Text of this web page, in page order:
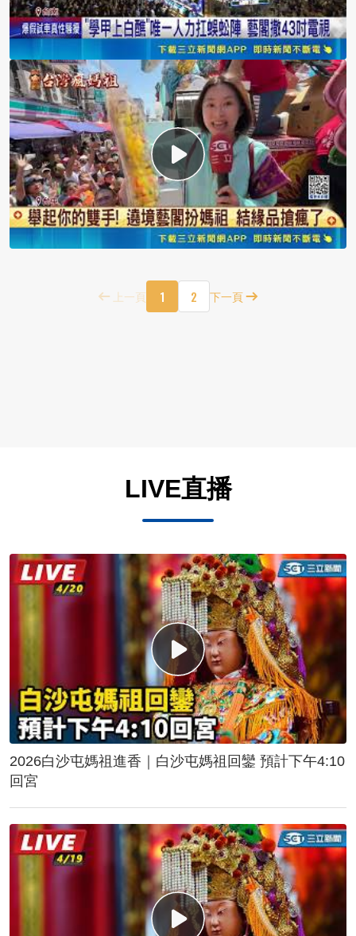
上一頁 1 2 下一頁
LIVE直播
2026白沙屯媽祖進香｜白沙屯媽祖回鑾 預計下午4:10
回宮